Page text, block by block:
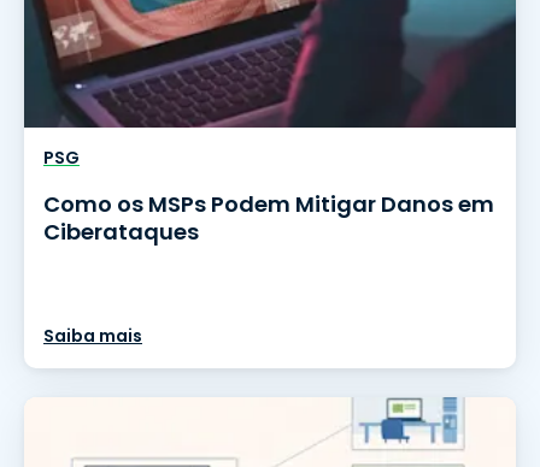
PSG
Como os MSPs Podem Mitigar Danos em
Ciberataques
Saiba mais